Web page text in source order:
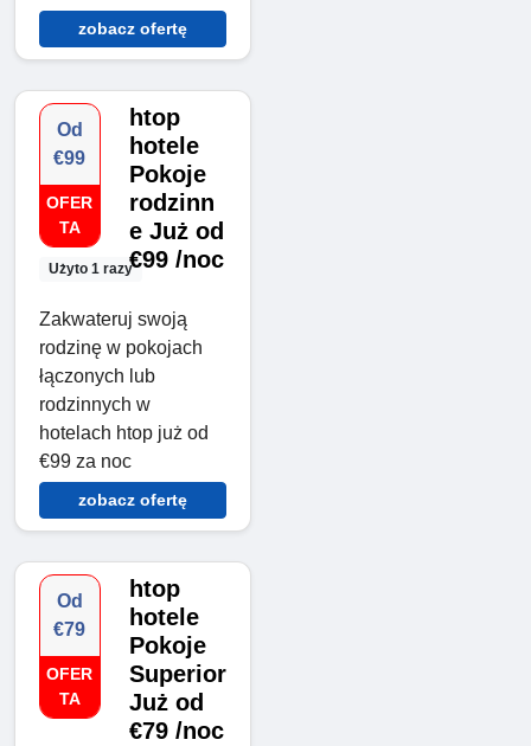
zobacz ofertę
Od
€99
OFER
TA
Użyto 1 razy
htop
hotele
Pokoje
rodzinn
e Już od
€99 /noc
Zakwateruj swoją
rodzinę w pokojach
łączonych lub
rodzinnych w
hotelach htop już od
€99 za noc
zobacz ofertę
Od
€79
OFER
TA
htop
hotele
Pokoje
Superior
Już od
€79 /noc